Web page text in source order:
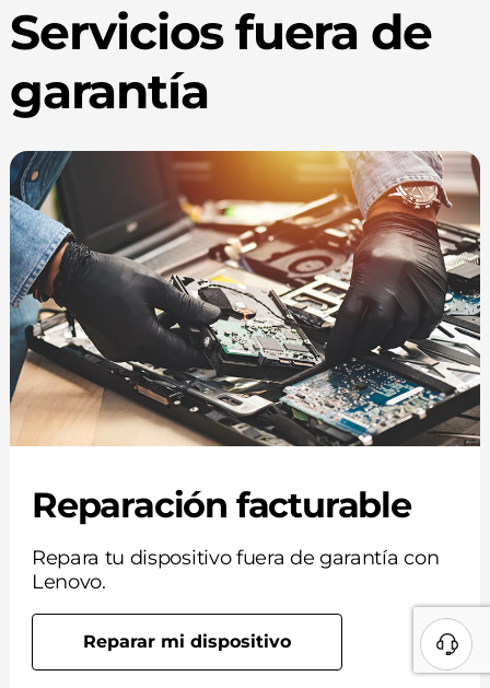
Servicios fuera de
garantía
Reparación facturable
Repara tu dispositivo fuera de garantía con
Lenovo.
Reparar mi dispositivo